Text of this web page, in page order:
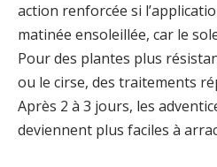
action renforcée si
matinée ensoleillée, car le
Pour des plantes plus
ou le cirse, des traitements
Après 2 à 3 jours, les
deviennent plus faciles à